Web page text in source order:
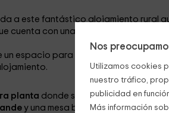
Nos
Utilizamos cookies
nuestro tráfico,
publicidad en
Más información
a este fantástico alojamiento rural
cuenta con unas preciosas vistas de
un espacio para
planta donde se sitúa lasala
y una mesa baja de madera entre